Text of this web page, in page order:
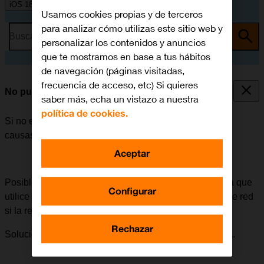
iOS 18
Busca por problema o tema
No puedo realizar llamadas
Si no es posible realizar llamadas, puede haber varias
causas posibles al problema.
Posible causa 4 de 8:
Si el móvil está configurado para que
utilice una red determinada, no podrá tener conexión de red
si la red seleccionada está fuera de alcance.
Solución: Cómo selecciona la red de forma automática.
Usamos cookies propias y de terceros
para analizar cómo utilizas este sitio web y
personalizar los contenidos y anuncios
que te mostramos en base a tus hábitos
de navegación (páginas visitadas,
frecuencia de acceso, etc) Si quieres
saber más, echa un vistazo a nuestra
política de cookies.
Configurar
Rechazar
Aceptar